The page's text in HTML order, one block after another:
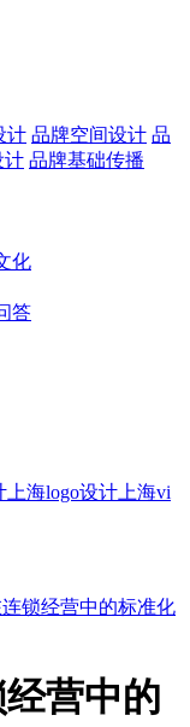
计 品牌空间设计 品
计 品牌基础传播
化
答
上海logo设计 上海vi
锁经营中的标准化
营中的